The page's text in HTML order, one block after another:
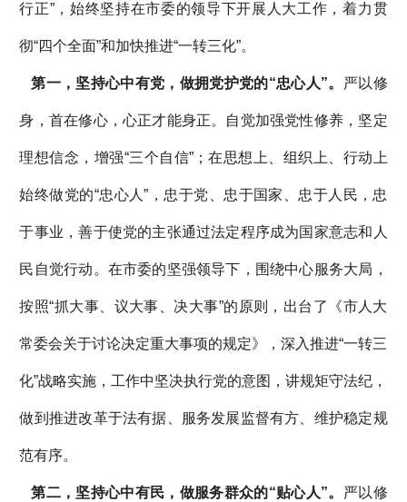
行正”，始终坚持在市委的领导下开展人大工作，着力贯
彻“四个全面”和加快推进“一转三化”。
第一，坚持心中有党，做拥党护党的“忠心人”。 严以修
身，首在修心，心正才能身正。自觉加强党性修养，坚定
理想信念，增强“三个自信”；在思想上、组织上、行动上
始终做党的“忠心人”，忠于党、忠于国家、忠于人民，忠
于事业，善于使党的主张通过法定程序成为国家意志和人
民自觉行动。在市委的坚强领导下，围绕中心服务大局，
按照“抓大事、议大事、决大事”的原则，出台了《市人大
常委会关于讨论决定重大事项的规定》，深入推进“一转三
化”战略实施，工作中坚决执行党的意图，讲规矩守法纪，
做到推进改革于法有据、服务发展监督有方、维护稳定规
范有序。
第二，坚持心中有民，做服务群众的“贴心人”。 严以修